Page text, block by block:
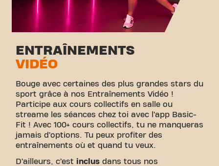
ENTRAÎNEMENTS
VIDÉO
Bouge avec certaines des plus grandes stars du
sport grâce à nos Entraînements Vidéo !
Participe aux cours collectifs en salle ou
streame les séances chez toi avec l’app Basic-
Fit ! Avec 100+ cours collectifs, tu ne manqueras
jamais d’options. Tu peux profiter des
entraînements où et quand tu veux.
D’ailleurs, c’est inclus dans tous nos